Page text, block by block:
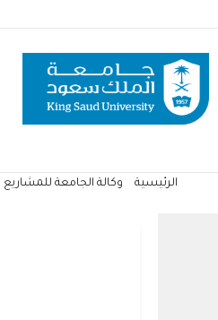
المحتوى
الرئيسي
الرئيسية وكالة الجامعة للمشاريع